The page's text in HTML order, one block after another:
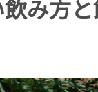
み方